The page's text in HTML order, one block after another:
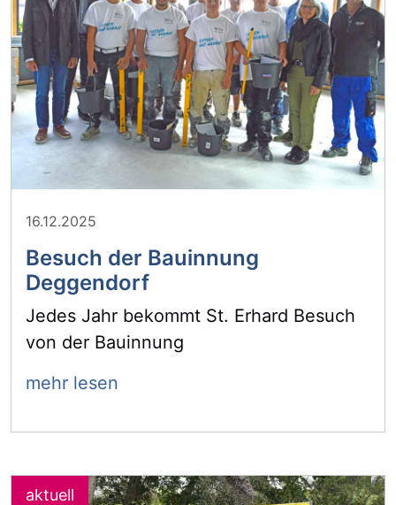
16.12.2025
Besuch der Bauinnung
Deggendorf
Jedes Jahr bekommt St. Erhard Besuch
von der Bauinnung
mehr lesen